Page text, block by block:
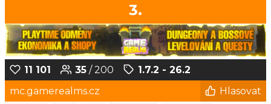
3.
11 101 35 / 200
1.7.2 - 26.2
mc.gamerealms.cz
Hlasovat